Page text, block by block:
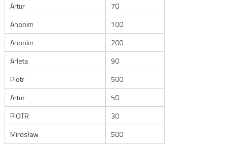
Artur
70
Anonim
100
Anonim
200
Arleta
90
Piotr
500
Artur
50
PIOTR
30
Mirosław
500